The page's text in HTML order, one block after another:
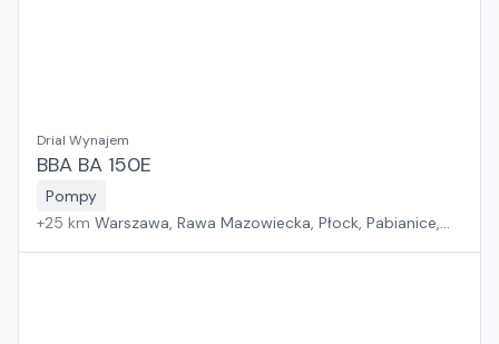
Drial Wynajem
BBA BA 150E
Pompy
+25 km Warszawa, Rawa Mazowiecka, Płock, Pabianice,